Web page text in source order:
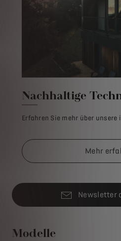
Nachhaltige
Erfahren Sie mehr über
Mehr
Newsletter
Modelle